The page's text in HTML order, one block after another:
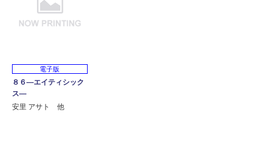
電子版
８６―エイティシック
ス―
安里 アサト 他